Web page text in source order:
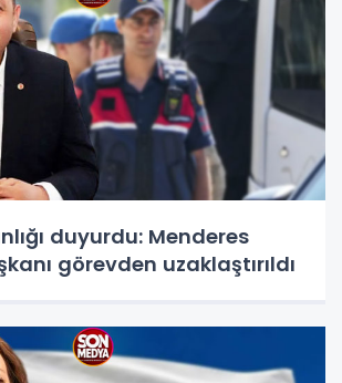
duyurdu: Menderes
görevden uzaklaştırıldı